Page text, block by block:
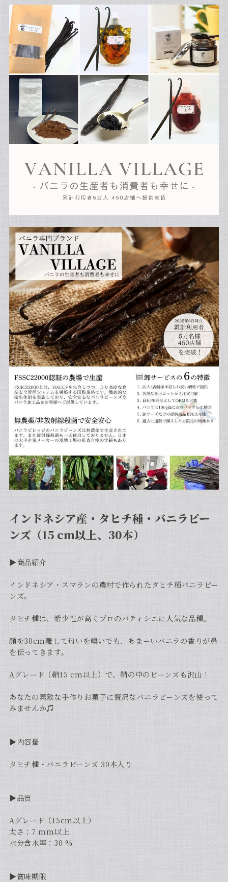
インドネシア産・タヒチ種・バニラビー
ンズ（15 cm以上、30本）
▶︎商品紹介
インドネシア・スマランの農村で作られたタヒチ種バニラビー
ンズ。
タヒチ種は、希少性が高くプロのパティシエに人気な品種。
顔を30cm離して匂いを嗅いでも、あまーいバニラの香りが鼻
を伝ってきます。
Aグレード（鞘15 cm以上）で、鞘の中のビーンズも沢山！
あなたの素敵な手作りお菓子に贅沢なバニラビーンズを使って
みませんか♫
▶︎内容量
タヒチ種・バニラビーンズ 30本入り
▶︎品質
Aグレード（15cm以上）
太さ：7 mm以上
水分含水率：30 %
▶︎賞味期限